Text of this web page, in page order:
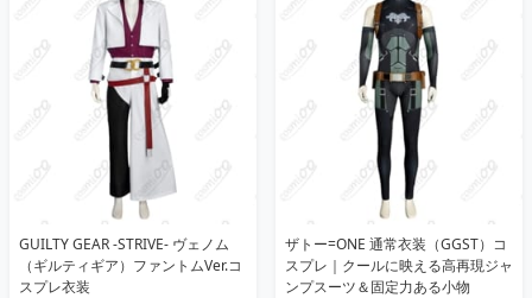
GUILTY GEAR -STRIVE- ヴェノム
（ギルティギア）ファントムVer.コ
スプレ衣装
ザトー=ONE 通常衣装（GGST）コ
スプレ｜クールに映える高再現ジャ
ンプスーツ＆固定力ある小物